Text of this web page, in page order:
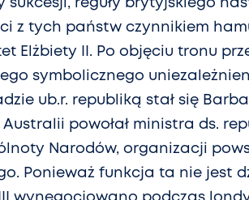
reguły brytyjskiego
z tych państw czynnikiem
Elżbiety II. Po objęciu tronu
symbolicznego
ub.r. republiką stał się
powołał ministra ds.
Narodów, organizacji
Ponieważ funkcja ta nie jest